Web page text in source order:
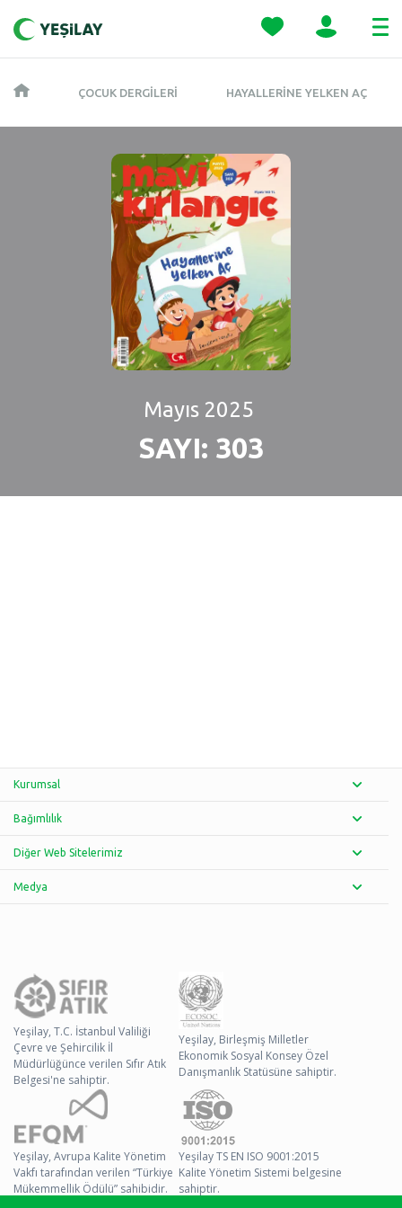
ÇOCUK DERGILERI HAYALLERINE YELKEN AÇ
Mayıs 2025
SAYI: 303
Kurumsal
Bağımlılık
Diğer Web Sitelerimiz
Medya
Yeşilay, T.C. İstanbul Valiliği
Çevre ve Şehircilik İl
Müdürlüğünce verilen Sıfır Atık
Belgesi'ne sahiptir.
Yeşilay, Birleşmiş Milletler
Ekonomik Sosyal Konsey Özel
Danışmanlık Statüsüne sahiptir.
Yeşilay, Avrupa Kalite Yönetim
Vakfı tarafından verilen “Türkiye
Mükemmellik Ödülü” sahibidir.
Yeşilay TS EN ISO 9001:2015
Kalite Yönetim Sistemi belgesine
sahiptir.